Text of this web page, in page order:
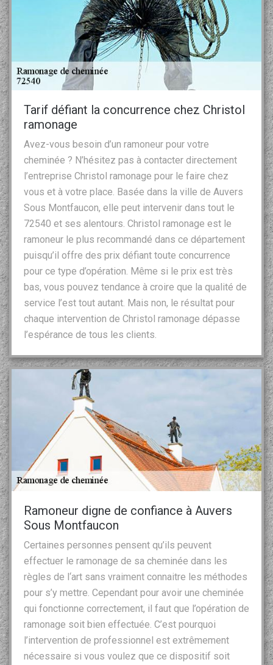
Tarif défiant la concurrence chez Christol
ramonage
Avez-vous besoin d’un ramoneur pour votre
cheminée ? N’hésitez pas à contacter directement
l’entreprise Christol ramonage pour le faire chez
vous et à votre place. Basée dans la ville de Auvers
Sous Montfaucon, elle peut intervenir dans tout le
72540 et ses alentours. Christol ramonage est le
ramoneur le plus recommandé dans ce département
puisqu’il offre des prix défiant toute concurrence
pour ce type d’opération. Même si le prix est très
bas, vous pouvez tendance à croire que la qualité de
service l’est tout autant. Mais non, le résultat pour
chaque intervention de Christol ramonage dépasse
l’espérance de tous les clients.
Ramoneur digne de confiance à Auvers
Sous Montfaucon
Certaines personnes pensent qu’ils peuvent
effectuer le ramonage de sa cheminée dans les
règles de l‘art sans vraiment connaitre les méthodes
pour s’y mettre. Cependant pour avoir une cheminée
qui fonctionne correctement, il faut que l’opération de
ramonage soit bien effectuée. C’est pourquoi
l’intervention de professionnel est extrêmement
nécessaire si vous voulez que ce dispositif soit